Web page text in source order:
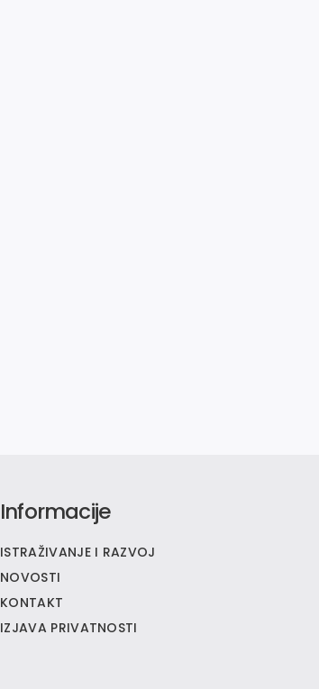
Informacije
ISTRAŽIVANJE I RAZVOJ
NOVOSTI
KONTAKT
IZJAVA PRIVATNOSTI